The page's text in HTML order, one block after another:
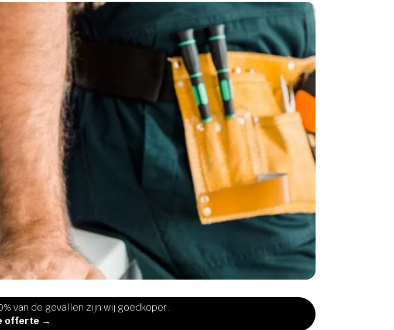
van de gevallen zijn wij goedkoper.
offerte →